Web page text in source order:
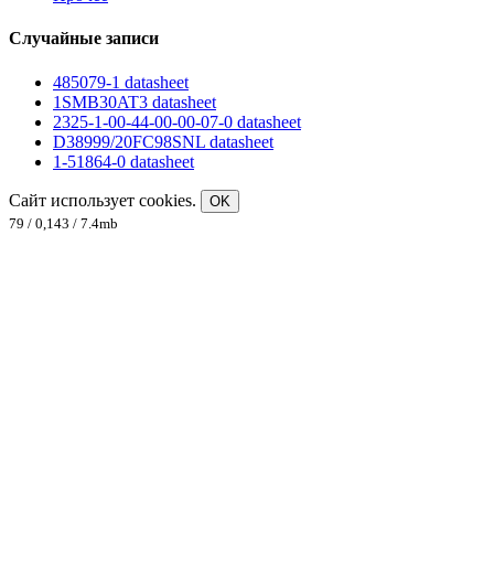
Случайные записи
485079-1 datasheet
1SMB30AT3 datasheet
2325-1-00-44-00-00-07-0 datasheet
D38999/20FC98SNL datasheet
1-51864-0 datasheet
Сайт использует cookies.
OK
79 / 0,143 / 7.4mb